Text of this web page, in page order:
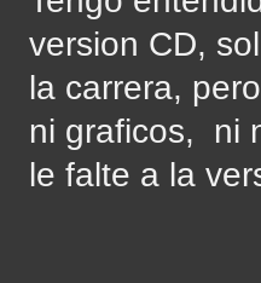
version CD,
la carrera,
ni graficos, ni
le falte a la